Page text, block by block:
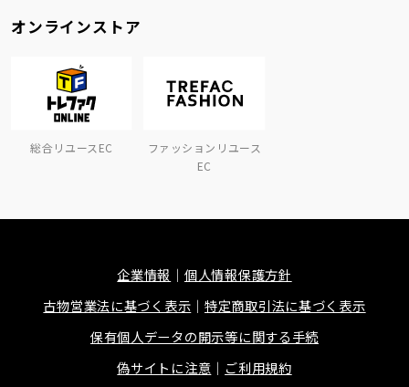
オンラインストア
総合リユースEC
ファッションリユース
EC
企業情報
個人情報保護方針
古物営業法に基づく表示
特定商取引法に基づく表示
保有個人データの開示等に関する手続
偽サイトに注意
ご利用規約